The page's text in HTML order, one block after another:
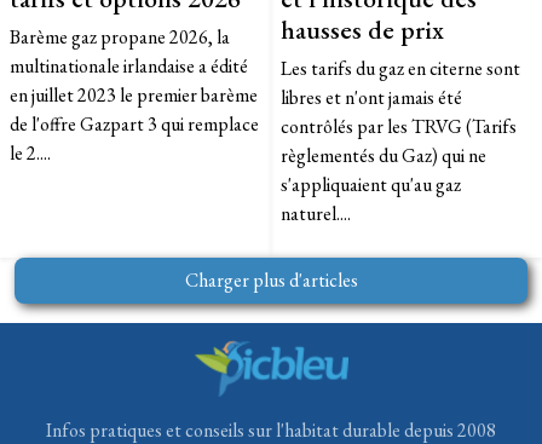
Barème gaz propane 2026, la
multinationale irlandaise a édité
en juillet 2023 le premier barème
de l'offre Gazpart 3 qui remplace
le 2....
hausses de prix
Les tarifs du gaz en citerne sont
libres et n'ont jamais été
contrôlés par les TRVG (Tarifs
règlementés du Gaz) qui ne
s'appliquaient qu'au gaz
naturel....
Charger plus d'articles
Infos pratiques et conseils sur l'habitat durable depuis 2008